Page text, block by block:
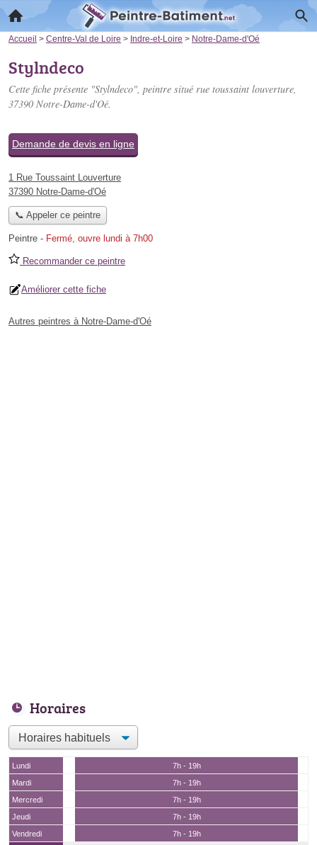
Accueil > Centre-Val de Loire > Indre-et-Loire > Notre-Dame-d'Oé
Stylndeco
Cette fiche présente "Stylndeco", peintre situé rue toussaint louverture,
37390 Notre-Dame-d'Oé.
Demande de devis en ligne
1 Rue Toussaint Louverture
37390 Notre-Dame-d'Oé
📞 Appeler ce peintre
Peintre - Fermé, ouvre lundi à 7h00
Recommander ce peintre
Améliorer cette fiche
Autres peintres à Notre-Dame-d'Oé
Horaires
Lundi
7h - 19h
Mardi
7h - 19h
Mercredi
7h - 19h
Jeudi
7h - 19h
Vendredi
7h - 19h